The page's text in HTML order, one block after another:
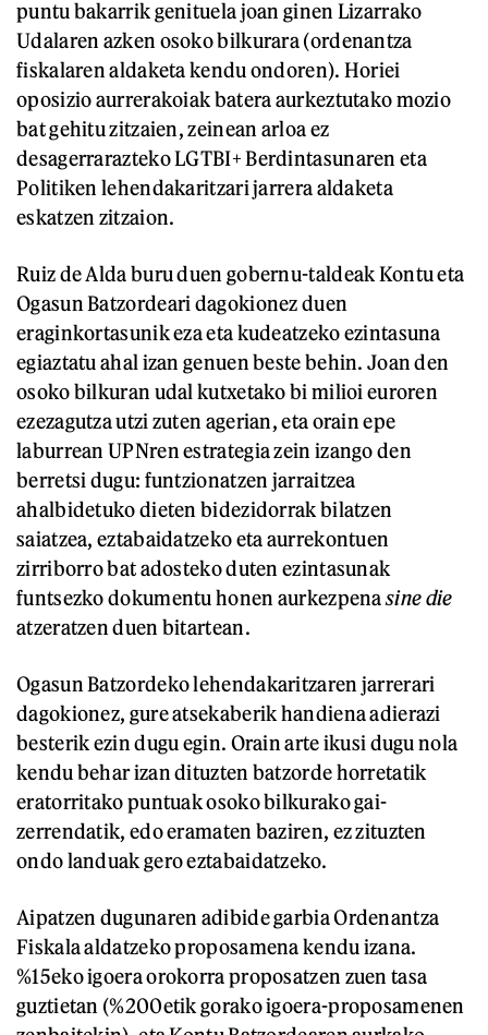
puntu bakarrik genituela joan ginen Lizarrako
Udalaren azken osoko bilkurara (ordenantza
fiskalaren aldaketa kendu ondoren). Horiei
oposizio aurrerakoiak batera aurkeztutako mozio
bat gehitu zitzaien, zeinean arloa ez
desagerrarazteko LGTBI+ Berdintasunaren eta
Politiken lehendakaritzari jarrera aldaketa
eskatzen zitzaion.
Ruiz de Alda buru duen gobernu-taldeak Kontu eta
Ogasun Batzordeari dagokionez duen
eraginkortasunik eza eta kudeatzeko ezintasuna
egiaztatu ahal izan genuen beste behin. Joan den
osoko bilkuran udal kutxetako bi milioi euroren
ezezagutza utzi zuten agerian, eta orain epe
laburrean UPNren estrategia zein izango den
berretsi dugu: funtzionatzen jarraitzea
ahalbidetuko dieten bidezidorrak bilatzen
saiatzea, eztabaidatzeko eta aurrekontuen
zirriborro bat adosteko duten ezintasunak
funtsezko dokumentu honen aurkezpenasine die
atzeratzen duen bitartean.
Ogasun Batzordeko lehendakaritzaren jarrerari
dagokionez, gure atsekaberik handiena adierazi
besterik ezin dugu egin. Orain arte ikusi dugu nola
kendu behar izan dituzten batzorde horretatik
eratorritako puntuak osoko bilkurako gai-
zerrendatik, edo eramaten baziren, ez zituzten
ondo landuak gero eztabaidatzeko.
Aipatzen dugunaren adibide garbia Ordenantza
Fiskala aldatzeko proposamena kendu izana.
%15eko igoera orokorra proposatzen zuen tasa
guztietan (%200etik gorako igoera-proposamenen